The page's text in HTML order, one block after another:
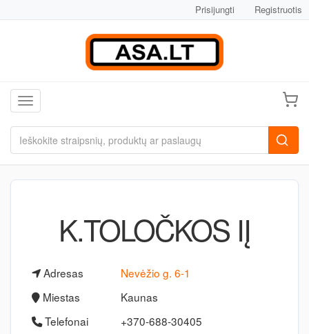
Prisijungti Registruotis
Toggle navigation
K.TOLOČKOS IĮ
Adresas
Nevėžio g. 6-1
Miestas
Kaunas
Telefonai
+370-688-30405